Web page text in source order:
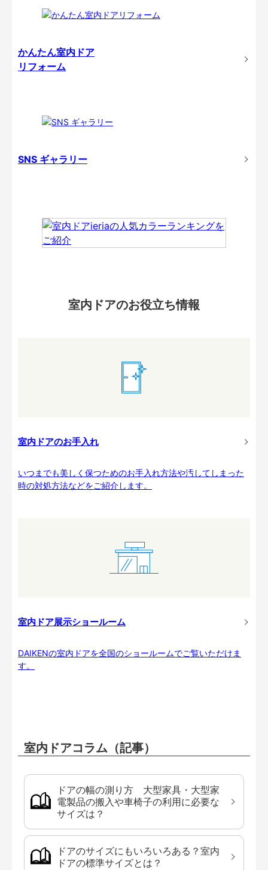
かんたん室内ドア
リフォーム
SNS ギャラリー
室内ドアのお役立ち情報
室内ドアのお手入れ
いつまでも美しく保つためのお手入れ方法や汚してしまった
時の対処方法などをご紹介します。
室内ドア展示ショールーム
DAIKENの室内ドアを全国のショールームでご覧いただけま
す。
室内ドアコラム（記事）
ドアの幅の測り方 大型家具・大型家
電製品の搬入や車椅子の利用に必要な
サイズは？
ドアのサイズにもいろいろある？室内
ドアの標準サイズとは？